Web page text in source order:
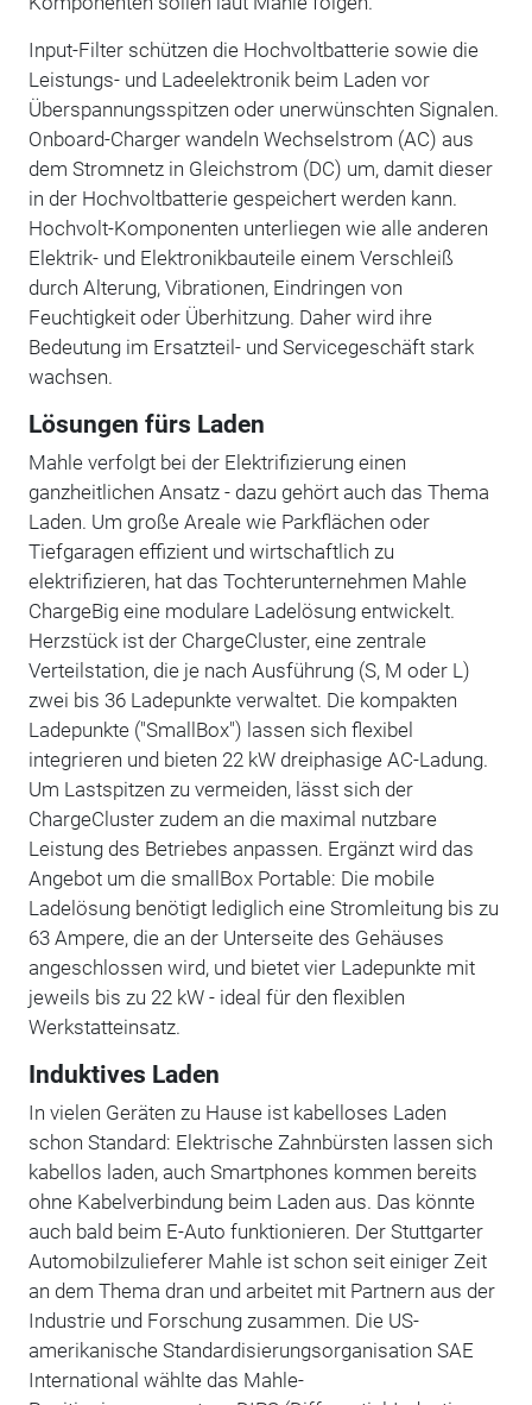
Input-Filter schützen die Hochvoltbatterie sowie die
Leistungs- und Ladeelektronik beim Laden vor
Überspannungsspitzen oder unerwünschten Signalen.
Onboard-Charger wandeln Wechselstrom (AC) aus
dem Stromnetz in Gleichstrom (DC) um, damit dieser
in der Hochvoltbatterie gespeichert werden kann.
Hochvolt-Komponenten unterliegen wie alle anderen
Elektrik- und Elektronikbauteile einem Verschleiß
durch Alterung, Vibrationen, Eindringen von
Feuchtigkeit oder Überhitzung. Daher wird ihre
Bedeutung im Ersatzteil- und Servicegeschäft stark
wachsen.
Lösungen fürs Laden
Mahle verfolgt bei der Elektrifizierung einen
ganzheitlichen Ansatz - dazu gehört auch das Thema
Laden. Um große Areale wie Parkflächen oder
Tiefgaragen effizient und wirtschaftlich zu
elektrifizieren, hat das Tochterunternehmen Mahle
ChargeBig eine modulare Ladelösung entwickelt.
Herzstück ist der ChargeCluster, eine zentrale
Verteilstation, die je nach Ausführung (S, M oder L)
zwei bis 36 Ladepunkte verwaltet. Die kompakten
Ladepunkte ("SmallBox") lassen sich flexibel
integrieren und bieten 22 kW dreiphasige AC-Ladung.
Um Lastspitzen zu vermeiden, lässt sich der
ChargeCluster zudem an die maximal nutzbare
Leistung des Betriebes anpassen. Ergänzt wird das
Angebot um die smallBox Portable: Die mobile
Ladelösung benötigt lediglich eine Stromleitung bis zu
63 Ampere, die an der Unterseite des Gehäuses
angeschlossen wird, und bietet vier Ladepunkte mit
jeweils bis zu 22 kW - ideal für den flexiblen
Werkstatteinsatz.
Induktives Laden
In vielen Geräten zu Hause ist kabelloses Laden
schon Standard: Elektrische Zahnbürsten lassen sich
kabellos laden, auch Smartphones kommen bereits
ohne Kabelverbindung beim Laden aus. Das könnte
auch bald beim E-Auto funktionieren. Der Stuttgarter
Automobilzulieferer Mahle ist schon seit einiger Zeit
an dem Thema dran und arbeitet mit Partnern aus der
Industrie und Forschung zusammen. Die US-
amerikanische Standardisierungsorganisation SAE
International wählte das Mahle-